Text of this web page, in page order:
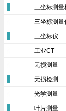
三坐标测量
三坐标测量
三坐标仪
工业CT
无损测量
无损检测
光学测量
叶片测量